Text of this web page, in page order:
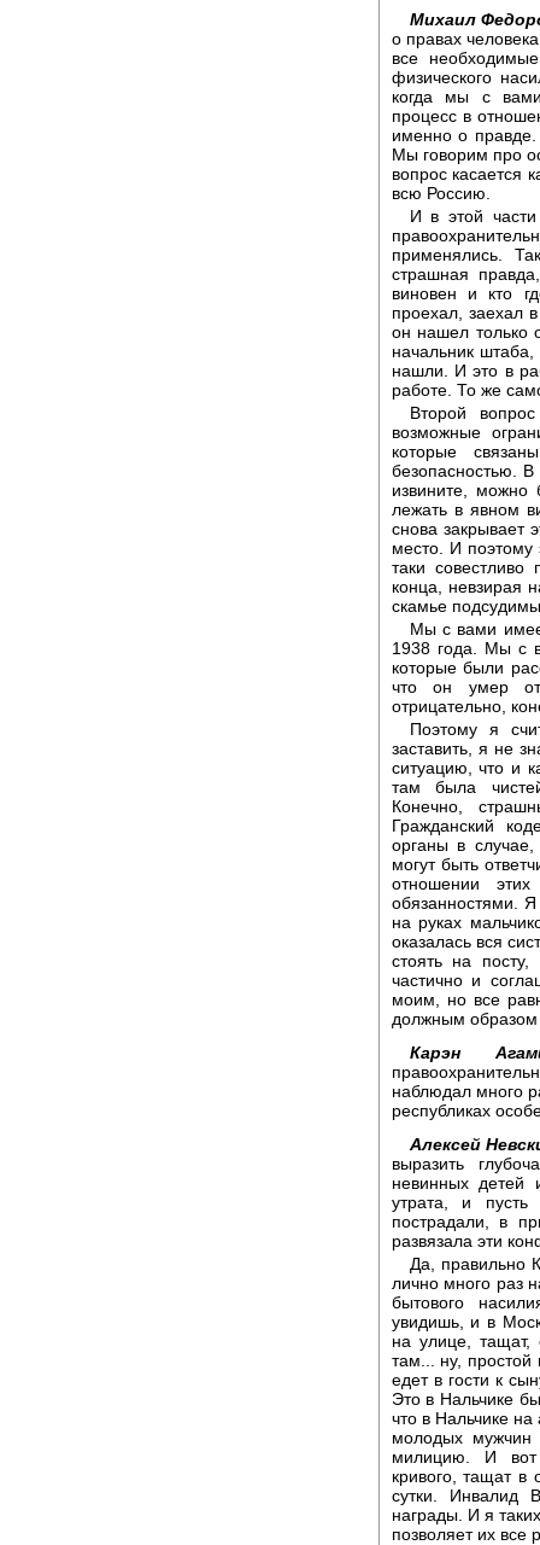
Михаил
о правах
все
физического
когда мы с
процесс в
именно о
Мы говорим про
вопрос касается
всю Россию.
И в этой
применялись.
страшная
виновен и кто
проехал, заехал
он нашел только
начальник штаба,
нашли. И это в
работе. То же
Второй
возможные
которые
безопасностью.
извините,
лежать в явном
снова закрывает
место. И
таки
конца, невзирая
скамье
Мы с вами
1938 года. Мы с
которые были
что он умер
отрицательно,
Поэтому я
заставить, я не
ситуацию, что и
там была
Конечно,
Гражданский
органы в
могут быть
отношении
обязанностями.
на руках
оказалась вся
стоять на
частично и
моим, но все
должным образом
Карэн
наблюдал много
республиках
Алексей
выразить
невинных детей
утрата, и
пострадали, в
развязала эти
Да, правильно
лично много раз
бытового
увидишь, и в
на улице, тащат,
там... ну,
едет в гости к
Это в Нальчике
что в Нальчике
молодых мужчин
милицию. И вот
кривого, тащат в
сутки. Инвалид
награды. И я
позволяет их все